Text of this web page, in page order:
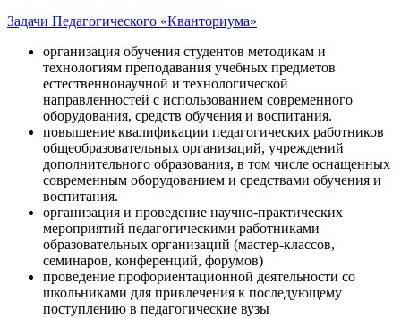
Задачи Педагогического «Кванториума»
организация обучения студентов методикам и
технологиям преподавания учебных предметов
естественнонаучной и технологической
направленностей с использованием современного
оборудования, средств обучения и воспитания.
повышение квалификации педагогических работников
общеобразовательных организаций, учреждений
дополнительного образования, в том числе оснащенных
современным оборудованием и средствами обучения и
воспитания.
организация и проведение научно-практических
мероприятий педагогическими работниками
образовательных организаций (мастер-классов,
семинаров, конференций, форумов)
проведение профориентационной деятельности со
школьниками для привлечения к последующему
поступлению в педагогические вузы